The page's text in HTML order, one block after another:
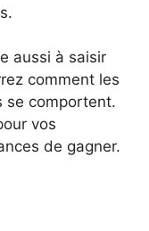
aussi à saisir
comment les
se comportent.
vos
de gagner.